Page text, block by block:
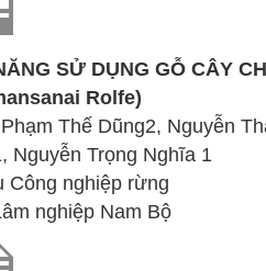
SỬ DỤNG GỖ CÂY
Rolfe)
Thế Dũng2, Nguyễn
Nguyễn Trọng Nghĩa 1
Công nghiệp rừng
nghiệp Nam Bộ